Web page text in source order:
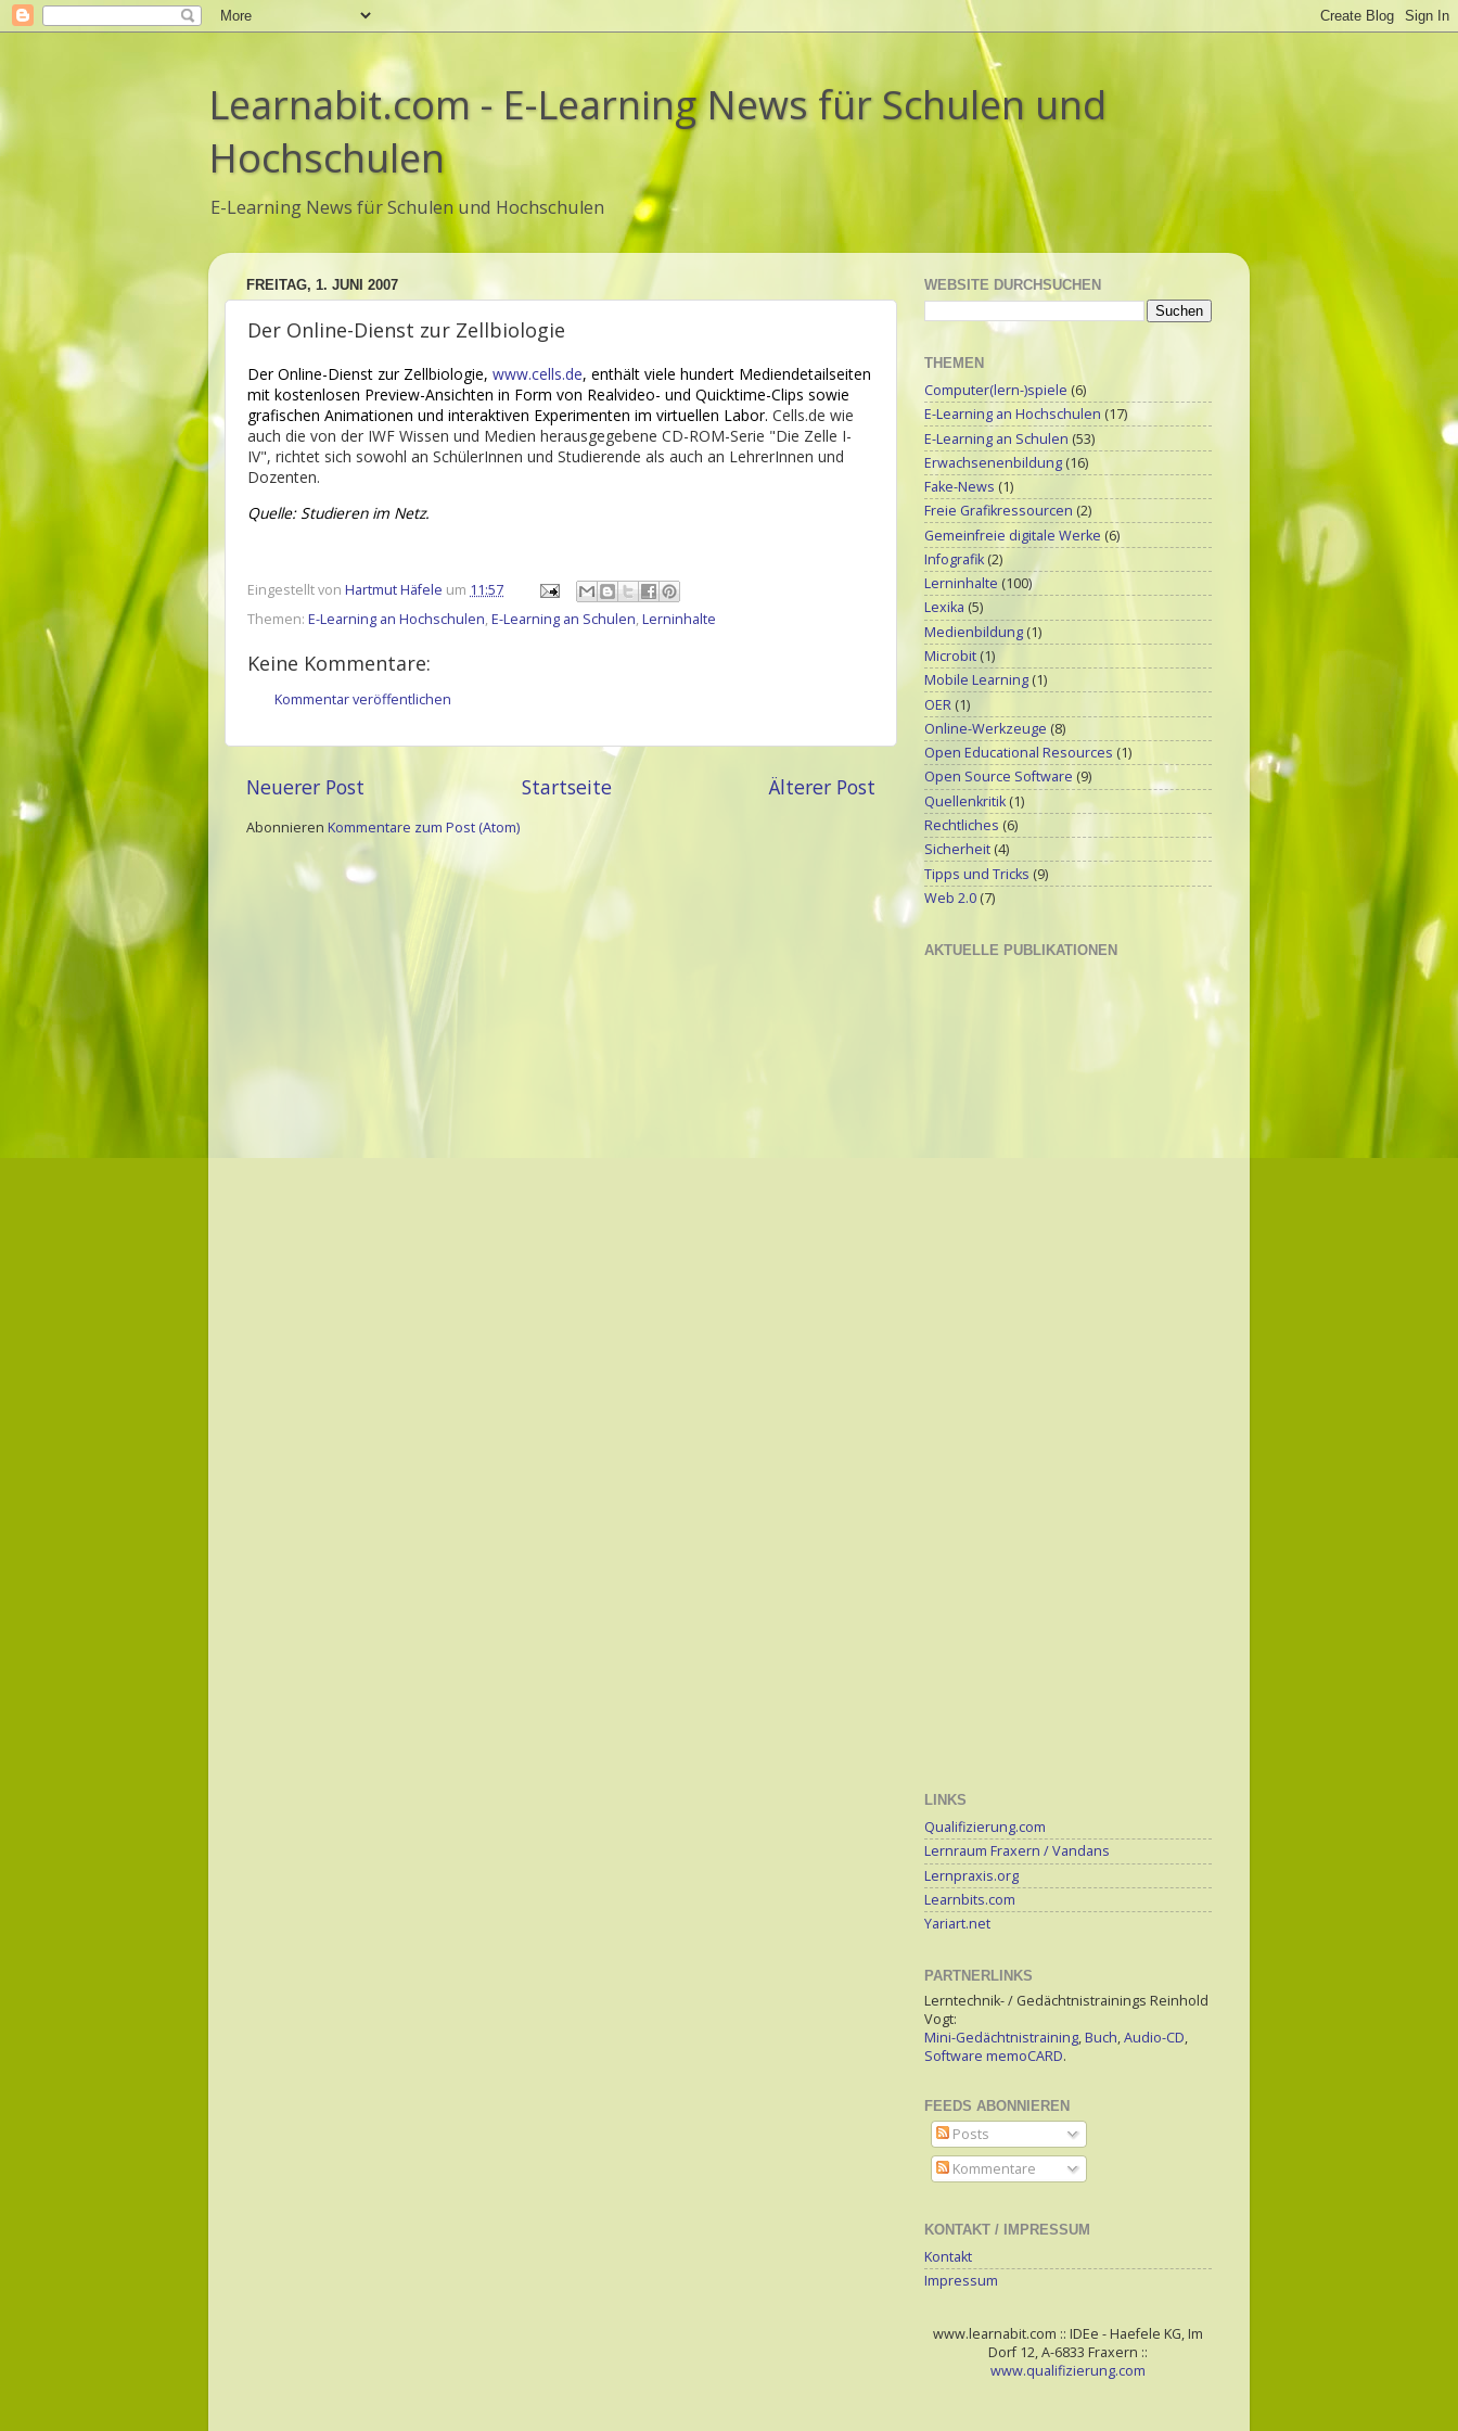
Learnabit.com - E-Learning News für Schulen und
Hochschulen
E-Learning News für Schulen und Hochschulen
FREITAG, 1. JUNI 2007
Der Online-Dienst zur Zellbiologie
Der Online-Dienst zur Zellbiologie, www.cells.de, enthält viele hundert Mediendetailseiten
mit kostenlosen Preview-Ansichten in Form von Realvideo- und Quicktime-Clips sowie
grafischen Animationen und interaktiven Experimenten im virtuellen Labor. Cells.de wie
auch die von der IWF Wissen und Medien herausgegebene CD-ROM-Serie "Die Zelle I-
IV", richtet sich sowohl an SchülerInnen und Studierende als auch an LehrerInnen und
Dozenten.
Quelle: Studieren im Netz.
Eingestellt von Hartmut Häfele um 11:57
Themen: E-Learning an Hochschulen, E-Learning an Schulen, Lerninhalte
Keine Kommentare:
Kommentar veröffentlichen
Neuerer Post Älterer Post
Startseite
Abonnieren Kommentare zum Post (Atom)
WEBSITE DURCHSUCHEN
THEMEN
Computer(lern-)spiele (6)
E-Learning an Hochschulen (17)
E-Learning an Schulen (53)
Erwachsenenbildung (16)
Fake-News (1)
Freie Grafikressourcen (2)
Gemeinfreie digitale Werke (6)
Infografik (2)
Lerninhalte (100)
Lexika (5)
Medienbildung (1)
Microbit (1)
Mobile Learning (1)
OER (1)
Online-Werkzeuge (8)
Open Educational Resources (1)
Open Source Software (9)
Quellenkritik (1)
Rechtliches (6)
Sicherheit (4)
Tipps und Tricks (9)
Web 2.0 (7)
AKTUELLE PUBLIKATIONEN
LINKS
Qualifizierung.com
Lernraum Fraxern / Vandans
Lernpraxis.org
Learnbits.com
Yariart.net
PARTNERLINKS
Lerntechnik- / Gedächtnistrainings Reinhold
Vogt:
Mini-Gedächtnistraining, Buch,Audio-CD,
Software memoCARD.
FEEDS ABONNIEREN
Posts
Kommentare
KONTAKT / IMPRESSUM
Kontakt
Impressum
www.learnabit.com :: IDEe - Haefele KG, Im
Dorf 12, A-6833 Fraxern ::
www.qualifizierung.com